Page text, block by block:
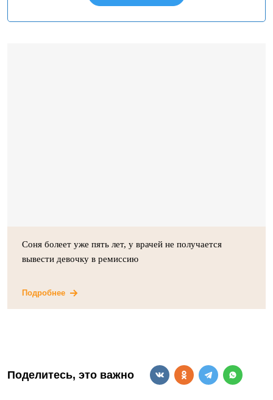
Соня болеет уже пять лет, у врачей не получается
вывести девочку в ремиссию
Подробнее
Поделитесь, это важно